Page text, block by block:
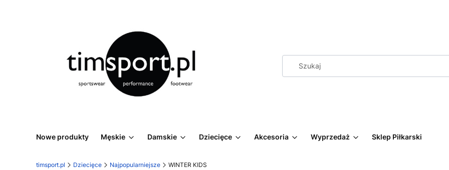
Nowe produkty Męskie Damskie Dziecięce Akcesoria Wyprzedaż Sklep Piłkarski
timsport.pl Dziecięce Najpopularniejsze WINTER KIDS